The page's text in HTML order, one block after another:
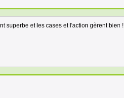
superbe et les cases et l'action gèrent bien !